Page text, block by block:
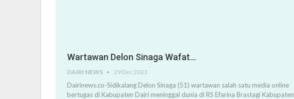
Wartawan Delon Sinaga Wafat…
DAIRI NEWS 29 Dec 2023
Dairinews.co-Sidikalang Delon Sinaga (51) wartawan salah satu media online
bertugas di Kabupaten Dairi meninggal dunia di RS Efarina Brastagi Kabupaten